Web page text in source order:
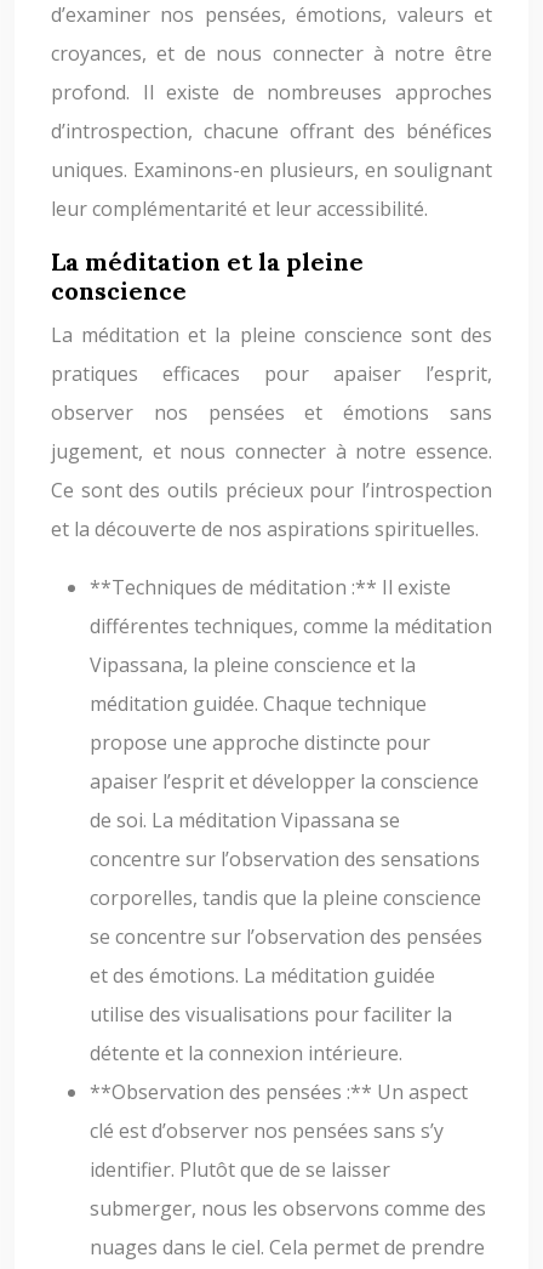
d’examiner nos pensées, émotions, valeurs et
croyances, et de nous connecter à notre être
profond. Il existe de nombreuses approches
d’introspection, chacune offrant des bénéfices
uniques. Examinons-en plusieurs, en soulignant
leur complémentarité et leur accessibilité.
La méditation et la pleine
conscience
La méditation et la pleine conscience sont des
pratiques efficaces pour apaiser l’esprit,
observer nos pensées et émotions sans
jugement, et nous connecter à notre essence.
Ce sont des outils précieux pour l’introspection
et la découverte de nos aspirations spirituelles.
**Techniques de méditation :** Il existe
différentes techniques, comme la méditation
Vipassana, la pleine conscience et la
méditation guidée. Chaque technique
propose une approche distincte pour
apaiser l’esprit et développer la conscience
de soi. La méditation Vipassana se
concentre sur l’observation des sensations
corporelles, tandis que la pleine conscience
se concentre sur l’observation des pensées
et des émotions. La méditation guidée
utilise des visualisations pour faciliter la
détente et la connexion intérieure.
**Observation des pensées :** Un aspect
clé est d’observer nos pensées sans s’y
identifier. Plutôt que de se laisser
submerger, nous les observons comme des
nuages dans le ciel. Cela permet de prendre